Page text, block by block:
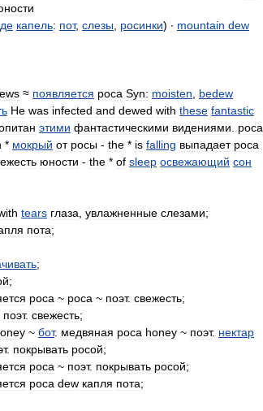
капель: пот, слезы росинки) ∙ mountain dew
≈ появляется роса Syn: moisten
bedew
He was infected and dewed with these fantastic
этими фантастическими видениями
роса
* мокрый от росы - the * is falling выпадает роса
юности - the * of sleep освежающий сон
tears глаза увлажненные слезами;
пота;
;
;
роса ~ роса ~ поэт. свежесть;
поэт. свежесть;
~ бот. медвяная роса honey ~ поэт. нектар
. покрывать росой;
роса ~ поэт. покрывать росой;
роса dew капля пота;